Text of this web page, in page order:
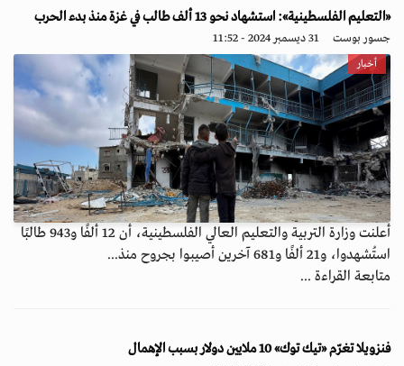
«التعليم الفلسطينية»: استشهاد نحو 13 ألف طالب في غزة منذ بدء الحرب
جسور بوست 31 ديسمبر 2024 - 11:52
أخبار
أعلنت وزارة التربية والتعليم العالي الفلسطينية، أن 12 ألفًا و943 طالبًا
استُشهدوا، و21 ألفًا و681 آخرين أصيبوا بجروح منذ...
متابعة القراءة ...
فنزويلا تغرّم «تيك توك» 10 ملايين دولار بسبب الإهمال